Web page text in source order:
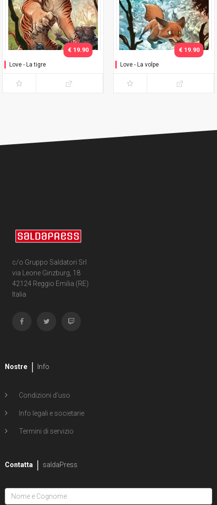
Love - La tigre
€ 19.90
Love - La volpe
€ 19.90
c/o Gruppo Saldatori Srl
via Leone Ginzburg, 18
42124 Reggio Emilia (RE)
Italia
Nostre Info
Condizioni d'uso
Info legali e societarie
Termini di servizio
Contatta saldaPress